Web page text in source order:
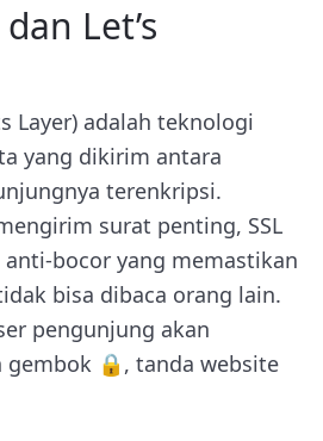
Let’s
Layer) adalah teknologi
yang dikirim antara
terenkripsi.
surat penting, SSL
bocor yang memastikan
bisa dibaca orang lain.
pengunjung akan
🔒, tanda website